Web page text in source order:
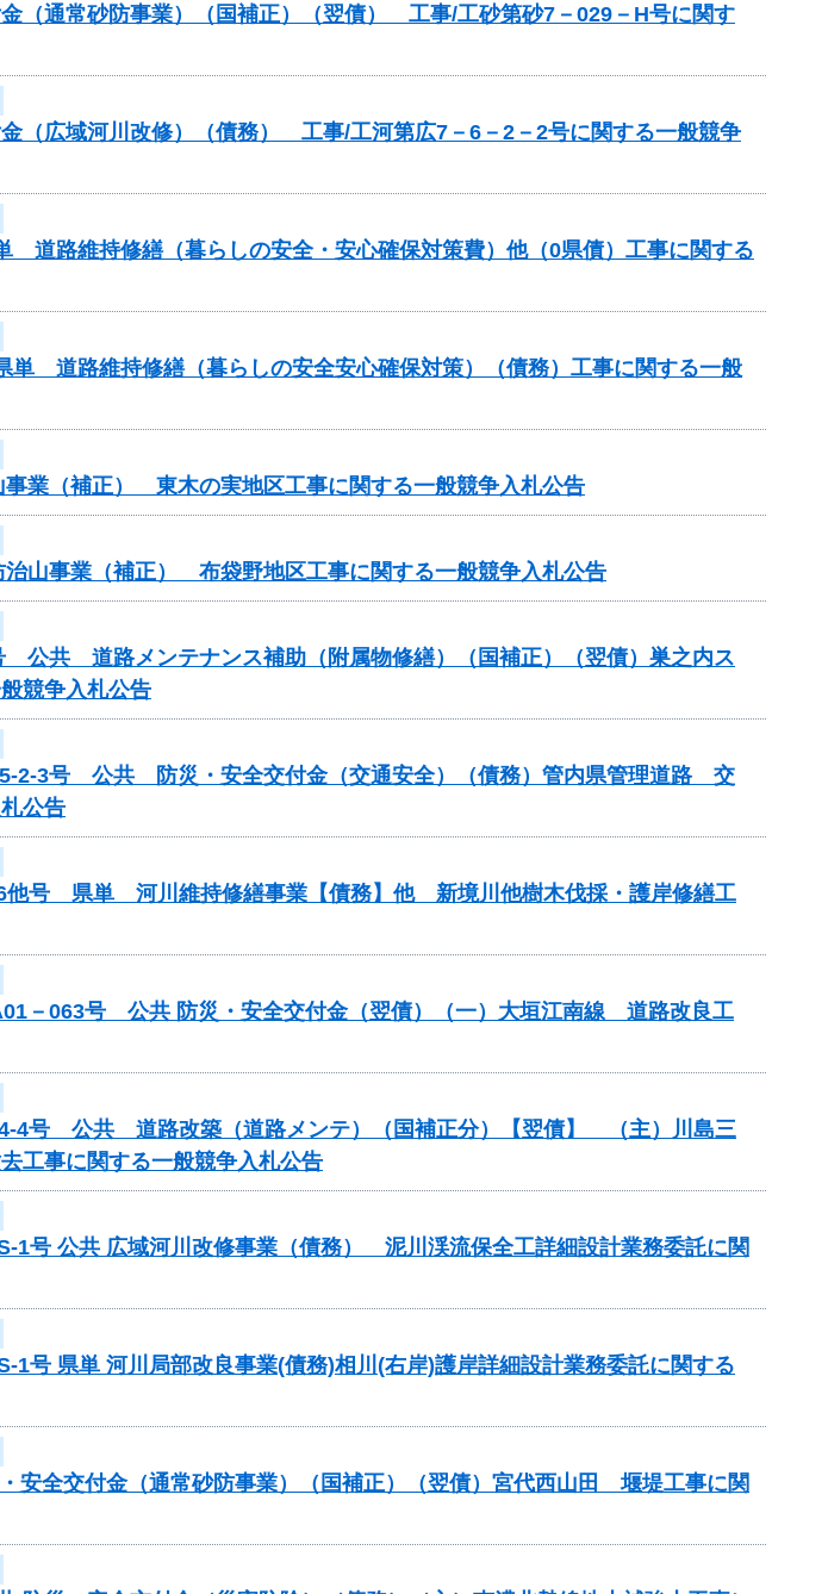
（通常砂防事業）（国補正）（翌債） 工事/工砂第砂7－029－H号に関す
（広域河川改修）（債務） 工事/工河第広7－6－2－2号に関する一般競争
道路維持修繕（暮らしの安全・安心確保対策費）他（0県債）工事に関する
単 道路維持修繕（暮らしの安全安心確保対策）（債務）工事に関する一般
業（補正） 東木の実地区工事に関する一般競争入札公告
山事業（補正） 布袋野地区工事に関する一般競争入札公告
公共 道路メンテナンス補助（附属物修繕）（国補正）（翌債）巣之内ス
競争入札公告
2-3号 公共 防災・安全交付金（交通安全）（債務）管内県管理道路 交
公告
6他号 県単 河川維持修繕事業【債務】他 新境川他樹木伐採・護岸修繕工
－063号 公共 防災・安全交付金（翌債）（一）大垣江南線 道路改良工
4-4号 公共 道路改築（道路メンテ）（国補正分）【翌債】 （主）川島三
事に関する一般競争入札公告
1号 公共 広域河川改修事業（債務） 泥川渓流保全工詳細設計業務委託に関
1号 県単 河川局部改良事業(債務)相川(右岸)護岸詳細設計業務委託に関する
安全交付金（通常砂防事業）（国補正）（翌債）宮代西山田 堰堤工事に関